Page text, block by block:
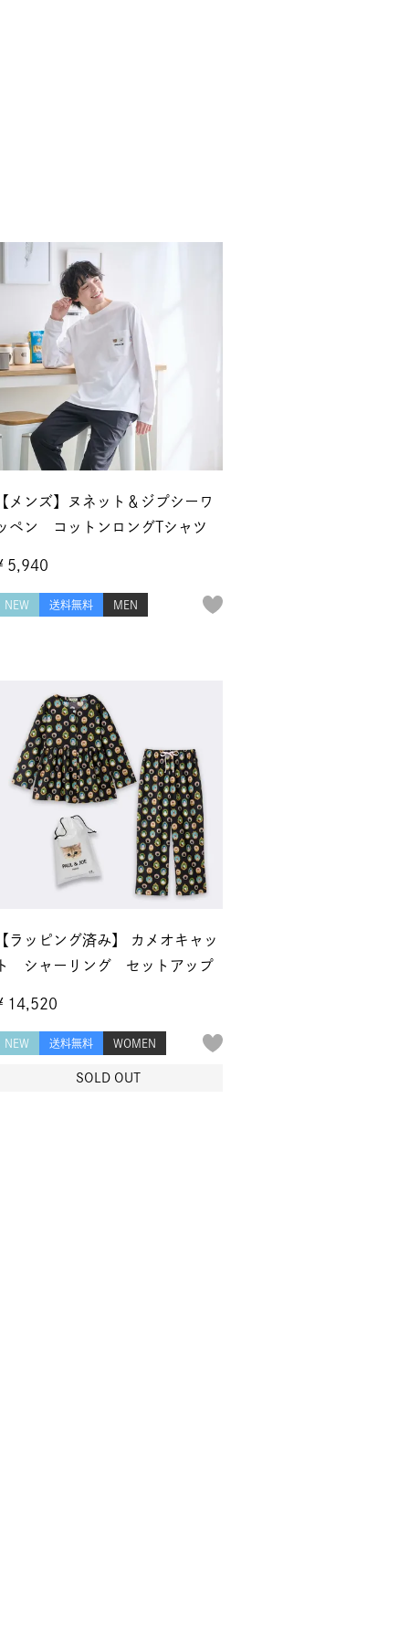
メンズ】ヌネット＆ジプシーワ
ペン コットンロングTシャツ
5,940
NEW 送料無料 MEN
ラッピング済み】 カメオキャッ
シャーリング セットアップ
14,520
NEW 送料無料 WOMEN
SOLD OUT